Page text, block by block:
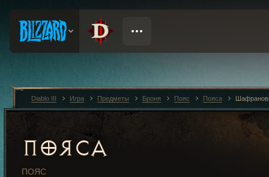
ПОЯСА
ПОЯС
Diablo III Игра Предметы Броня Пояс Пояса